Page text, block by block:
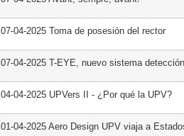
07-04-2025 Toma de posesión del rector
07-04-2025 T-EYE, nuevo sistema
04-04-2025 UPVers II - ¿Por qué la UPV?
01-04-2025 Aero Design UPV viaja a